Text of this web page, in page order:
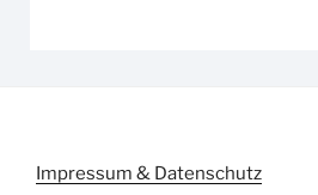
Impressum & Datenschutz